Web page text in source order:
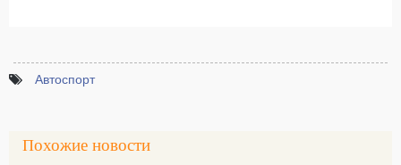
Автоспорт
Похожие новости